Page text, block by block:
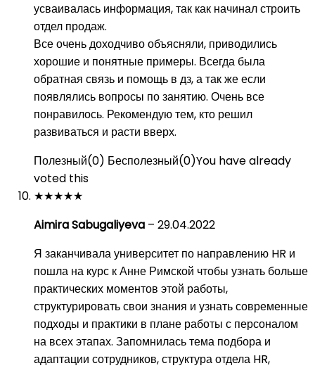
усваивалась информация, так как начинал строить
отдел продаж.
Все очень доходчиво объясняли, приводились
хорошие и понятные примеры. Всегда была
обратная связь и помощь в дз, а так же если
появлялись вопросы по занятию. Очень все
понравилось. Рекомендую тем, кто решил
развиваться и расти вверх.
Полезный(0) Бесполезный(0)You have already
voted this
★★★★★
Aimira Sabugaliyeva – 29.04.2022
Я заканчивала университет по направлению HR и
пошла на курс к Анне Римской чтобы узнать больше
практических моментов этой работы,
структурировать свои знания и узнать современные
подходы и практики в плане работы с персоналом
на всех этапах. Запомнилась тема подбора и
адаптации сотрудников, структура отдела HR,